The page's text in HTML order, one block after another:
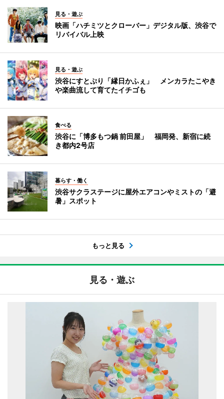
見る・遊ぶ
映画「ハチミツとクローバー」デジタル版、渋谷で
リバイバル上映
見る・遊ぶ
渋谷にすとぷり「縁日かふぇ」 メンカラたこやき
や楽曲流して育てたイチゴも
食べる
渋谷に「博多もつ鍋 前田屋」 福岡発、新宿に続
き都内2号店
暮らす・働く
渋谷サクラステージに屋外エアコンやミストの「避
暑」スポット
もっと見る
見る・遊ぶ